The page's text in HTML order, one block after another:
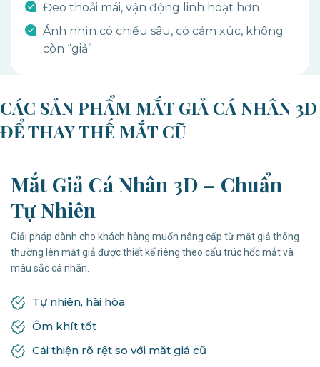
Đeo thoải mái, vận động linh hoạt hơn
Ánh nhìn có chiều sâu, có cảm xúc, không
còn “giả”
CÁC SẢN PHẨM MẮT GIẢ CÁ NHÂN 3D
ĐỂ THAY THẾ MẮT CŨ
Mắt Giả Cá Nhân 3D – Chuẩn
Tự Nhiên
Giải pháp dành cho khách hàng muốn nâng cấp từ mắt giả thông
thường lên mắt giả được thiết kế riêng theo cấu trúc hốc mắt và
màu sắc cá nhân.
Tự nhiên, hài hòa
Ôm khít tốt
Cải thiện rõ rệt so với mắt giả cũ